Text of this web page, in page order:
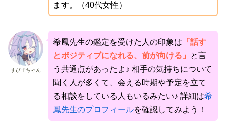
ます。（40代女性）
すぴ子ちゃん
希鳳先生の鑑定を受けた人の印象は 「話す
とポジティブになれる、前が向ける」
と言
う共通点があったよ♪ 相手の気持ちについて
聞く人が多くて、会える時期や予定を立て
る相談をしている人もいるみたい♪ 詳細は希
鳳先生のプロフィールを確認してみよう！